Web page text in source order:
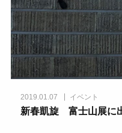
2019.01.07 イベント
新春凱旋 富士山展に